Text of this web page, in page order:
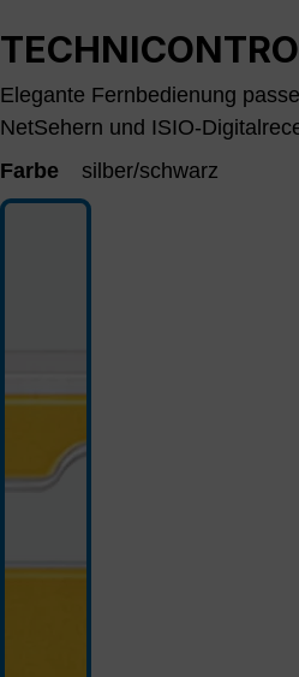
Elegante Fernbedienung
NetSehern und ISIO-
Farbe
silber/schwarz